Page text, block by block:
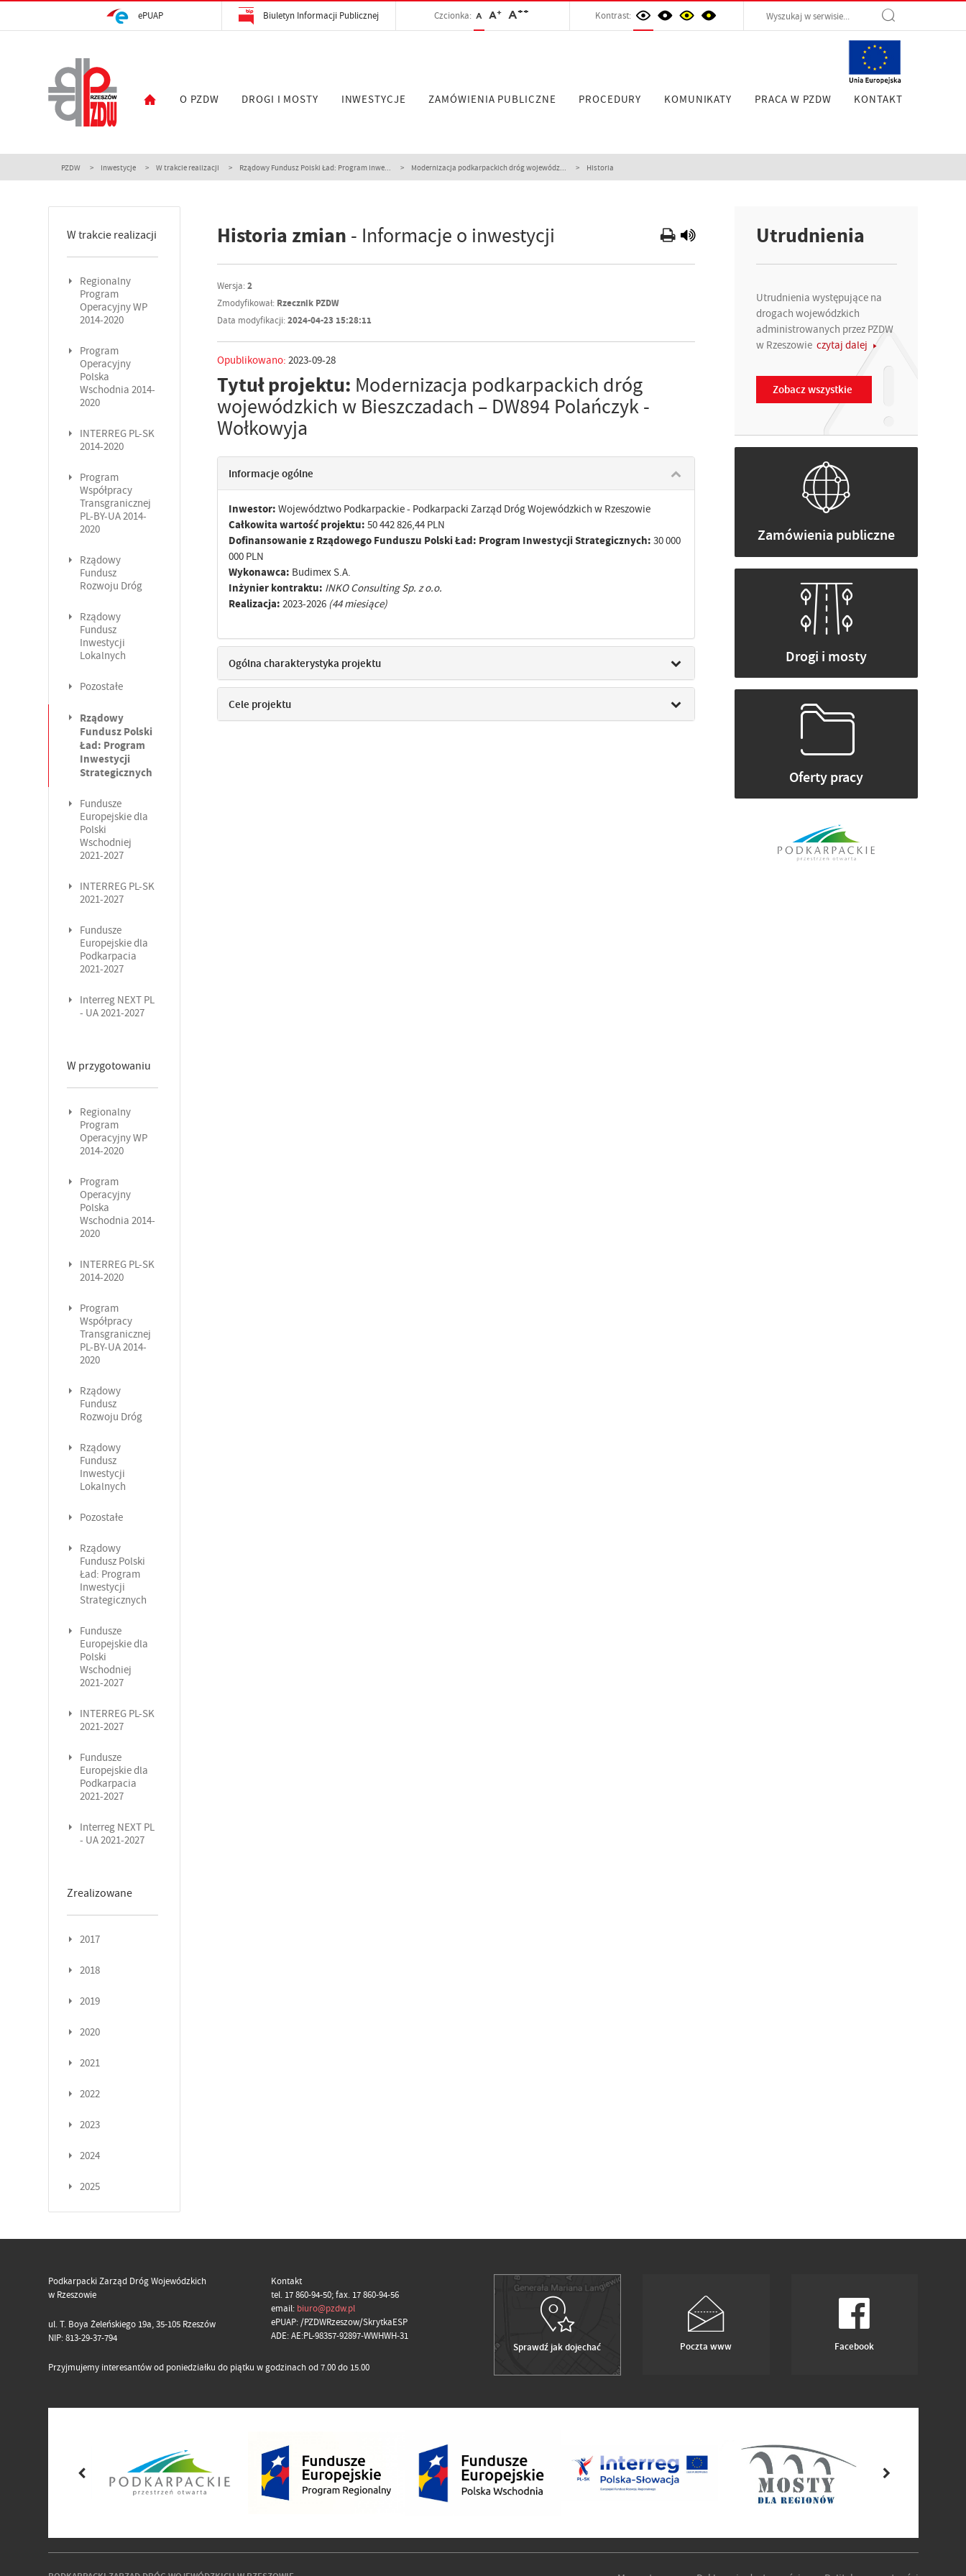
ePUAP Biuletyn Informacji Publicznej Czcionka: A A+ A++ Kontrast:
O PZDW DROGI I MOSTY INWESTYCJE ZAMÓWIENIA PUBLICZNE PROCEDURY KOMUNIKATY PRACA W PZDW KONTAKT
PZDW Inwestycje W trakcie realizacji Rządowy Fundusz Polski Ład: Program Inwe... Modernizacja podkarpackich dróg wojewódz... Historia
W trakcie realizacji
Regionalny
Program
Operacyjny WP
2014-2020
Program
Operacyjny
Polska
Wschodnia 2014-
2020
INTERREG PL-SK
2014-2020
Program
Współpracy
Transgranicznej
PL-BY-UA 2014-
2020
Rządowy
Fundusz
Rozwoju Dróg
Rządowy
Fundusz
Inwestycji
Lokalnych
Pozostałe
Rządowy
Fundusz Polski
Ład: Program
Inwestycji
Strategicznych
Fundusze
Europejskie dla
Polski
Wschodniej
2021-2027
INTERREG PL-SK
2021-2027
Fundusze
Europejskie dla
Podkarpacia
2021-2027
Interreg NEXT PL
- UA 2021-2027
W przygotowaniu
Regionalny
Program
Operacyjny WP
2014-2020
Program
Operacyjny
Polska
Wschodnia 2014-
2020
INTERREG PL-SK
2014-2020
Program
Współpracy
Transgranicznej
PL-BY-UA 2014-
2020
Rządowy
Fundusz
Rozwoju Dróg
Rządowy
Fundusz
Inwestycji
Lokalnych
Pozostałe
Rządowy
Fundusz Polski
Ład: Program
Inwestycji
Strategicznych
Fundusze
Europejskie dla
Polski
Wschodniej
2021-2027
INTERREG PL-SK
2021-2027
Fundusze
Europejskie dla
Podkarpacia
2021-2027
Interreg NEXT PL
- UA 2021-2027
Zrealizowane
2017
2018
2019
2020
2021
2022
2023
2024
2025
Historia zmian - Informacje o inwestycji
Wersja:2
Zmodyfikował: Rzecznik PZDW
Data modyfikacji:2024-04-23 15:28:11
Opublikowano: 2023-09-28
Tytuł projektu: Modernizacja podkarpackich dróg
wojewódzkich w Bieszczadach – DW894 Polańczyk -
Wołkowyja
Informacje ogólne
Inwestor: Województwo Podkarpackie - Podkarpacki Zarząd Dróg Wojewódzkich w Rzeszowie
Całkowita wartość projektu: 50 442 826,44 PLN
Dofinansowanie z Rządowego Funduszu Polski Ład: Program Inwestycji Strategicznych: 30 000
000 PLN
Wykonawca: Budimex S.A.
Inżynier kontraktu: INKO Consulting Sp. z o.o.
Realizacja:2023-2026 (44 miesiące)
Ogólna charakterystyka projektu
Cele projektu
Utrudnienia
Utrudnienia występujące na
drogach wojewódzkich
administrowanych przez PZDW
w Rzeszowie czytaj dalej
Zobacz wszystkie
Zamówienia publiczne
Drogi i mosty
Oferty pracy
Podkarpacki Zarząd Dróg Wojewódzkich
w Rzeszowie
ul. T. Boya Żeleńskiego 19a, 35-105 Rzeszów
NIP: 813-29-37-794
Kontakt
tel. 17 860-94-50; fax. 17 860-94-56
email: biuro@pzdw.pl
ePUAP: /PZDWRzeszow/SkrytkaESP
ADE: AE:PL-98357-92897-WWHWH-31
Przyjmujemy interesantów od poniedziałku do piątku w godzinach od 7.00 do 15.00
Sprawdź jak dojechać Poczta www Facebook